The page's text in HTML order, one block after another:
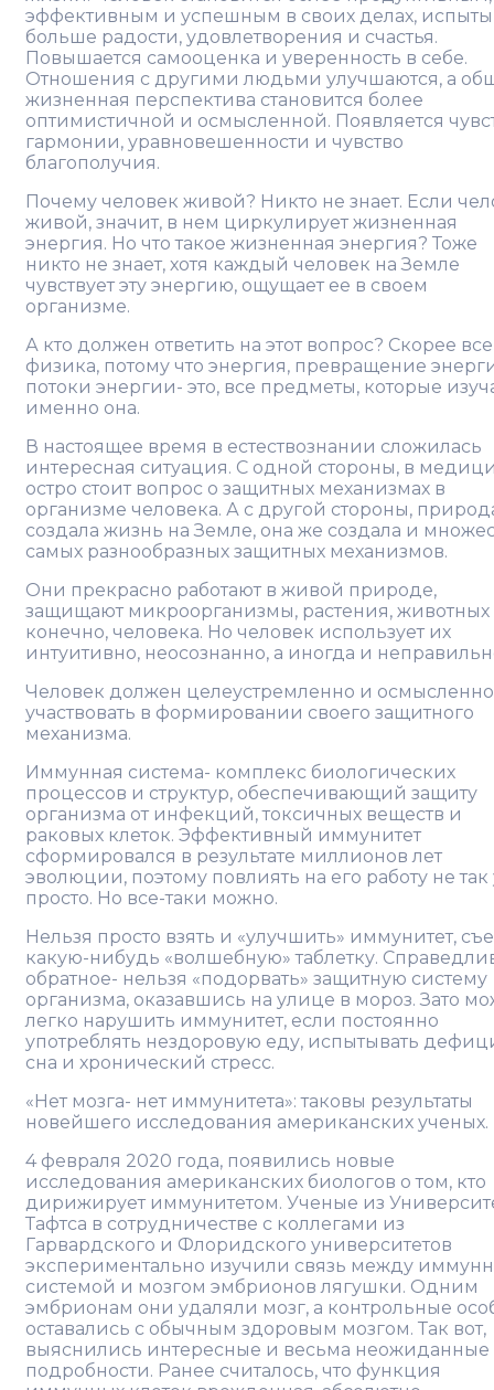
эффективным и успешным в своих делах,
больше радости, удовлетворения и счастья.
Повышается самооценка и уверенность в себе.
Отношения с другими людьми улучшаются, а
жизненная перспектива становится более
оптимистичной и осмысленной. Появляется
гармонии, уравновешенности и чувство
благополучия.
Почему человек живой? Никто не знает. Если
живой, значит, в нем циркулирует жизненная
энергия. Но что такое жизненная энергия? Тоже
никто не знает, хотя каждый человек на Земле
чувствует эту энергию, ощущает ее в своем
организме.
А кто должен ответить на этот вопрос? Скорее
физика, потому что энергия, превращение
потоки энергии- это, все предметы, которые
именно она.
В настоящее время в естествознании сложилась
интересная ситуация. С одной стороны, в
остро стоит вопрос о защитных механизмах в
организме человека. А с другой стороны,
создала жизнь на Земле, она же создала и
самых разнообразных защитных механизмов.
Они прекрасно работают в живой природе,
защищают микроорганизмы, растения, животных
конечно, человека. Но человек использует их
интуитивно, неосознанно, а иногда и
Человек должен целеустремленно и осмысленно
участвовать в формировании своего защитного
механизма.
Иммунная система- комплекс биологических
процессов и структур, обеспечивающий защиту
организма от инфекций, токсичных веществ и
раковых клеток. Эффективный иммунитет
сформировался в результате миллионов лет
эволюции, поэтому повлиять на его работу не
просто. Но все-таки можно.
Нельзя просто взять и «улучшить» иммунитет,
какую-нибудь «волшебную» таблетку.
обратное- нельзя «подорвать» защитную систему
организма, оказавшись на улице в мороз. Зато
легко нарушить иммунитет, если постоянно
употреблять нездоровую еду, испытывать
сна и хронический стресс.
«Нет мозга- нет иммунитета»: таковы результаты
новейшего исследования американских ученых.
4 февраля 2020 года, появились новые
исследования американских биологов о том, кто
дирижирует иммунитетом. Ученые из
Тафтса в сотрудничестве с коллегами из
Гарвардского и Флоридского университетов
экспериментально изучили связь между
системой и мозгом эмбрионов лягушки. Одним
эмбрионам они удаляли мозг, а контрольные
оставались с обычным здоровым мозгом. Так вот,
выяснились интересные и весьма неожиданные
подробности. Ранее считалось, что функция